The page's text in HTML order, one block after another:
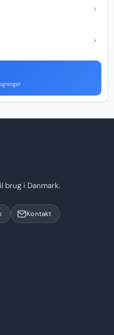
brug i Danmark.
Kontakt